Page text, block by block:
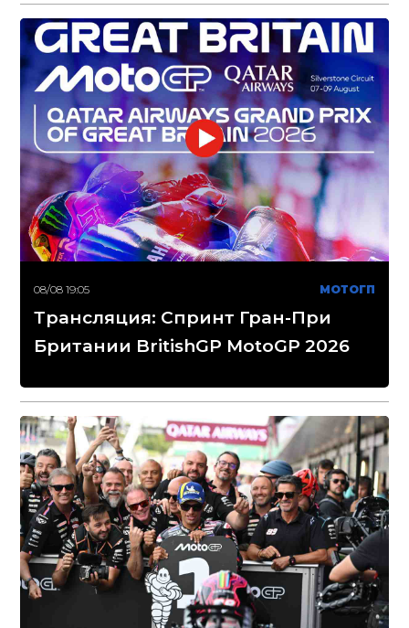
08/08 19:05 МОТОГП
Трансляция: Спринт Гран-При
Британии BritishGP MotoGP 2026